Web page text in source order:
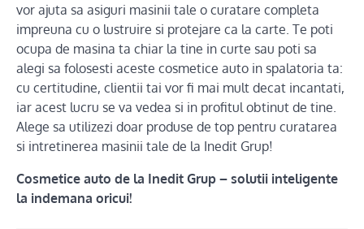
vor ajuta sa asiguri masinii tale o curatare completa
impreuna cu o lustruire si protejare ca la carte. Te poti
ocupa de masina ta chiar la tine in curte sau poti sa
alegi sa folosesti aceste cosmetice auto in spalatoria ta:
cu certitudine, clientii tai vor fi mai mult decat incantati,
iar acest lucru se va vedea si in profitul obtinut de tine.
Alege sa utilizezi doar produse de top pentru curatarea
si intretinerea masinii tale de la Inedit Grup!
Cosmetice auto de la Inedit Grup – solutii inteligente
la indemana oricui!